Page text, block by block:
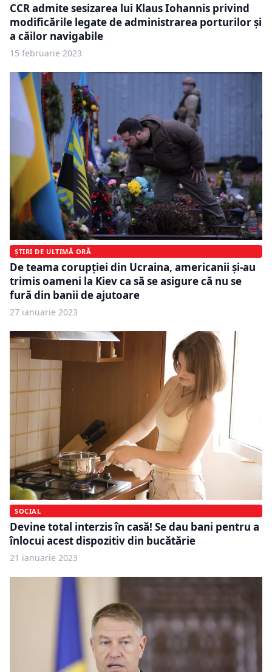
CCR admite sesizarea lui Klaus Iohannis privind
modificările legate de administrarea porturilor și
a căilor navigabile
15 februarie 2023
ȘTIRI DE ULTIMĂ ORĂ
De teama corupției din Ucraina, americanii și-au
trimis oameni la Kiev ca să se asigure că nu se
fură din banii de ajutoare
27 ianuarie 2023
SOCIAL
Devine total interzis în casă! Se dau bani pentru a
înlocui acest dispozitiv din bucătărie
21 ianuarie 2023